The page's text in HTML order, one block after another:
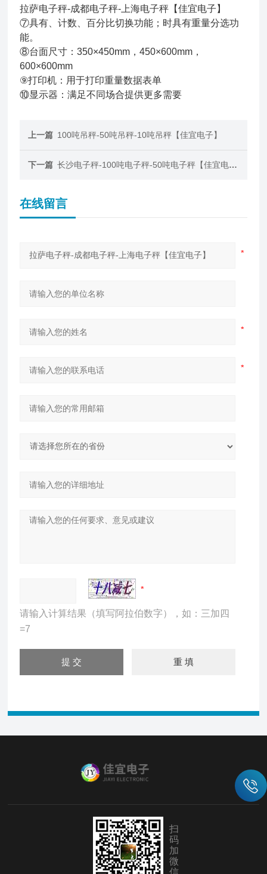
拉萨电子秤-成都电子秤-上海电子秤【佳宜电子】
⑦具有、计数、百分比切换功能；时具有重量分选功
能。
⑧台面尺寸：350×450mm，450×600mm，
600×600mm
⑨打印机：用于打印重量数据表单
⑩显示器：满足不同场合提供更多需要
上一篇 100吨吊秤-50吨吊秤-10吨吊秤【佳宜电子】
下一篇 长沙电子秤-100吨电子秤-50吨电子秤【佳宜电子】
在线留言
请输入计算结果（填写阿拉伯数字），如：三加四
=7
扫
码
加
微
信